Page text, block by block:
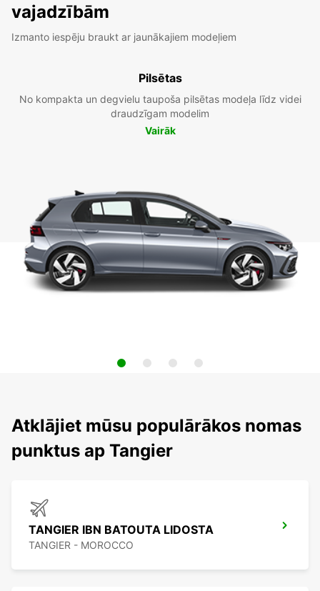
vajadzībām
Izmanto iespēju braukt ar jaunākajiem modeļiem
Pilsētas
No kompakta un degvielu taupoša pilsētas modeļa līdz videi
draudzīgam modelim
Vairāk
Atklājiet mūsu populārākos nomas
punktus ap Tangier
TANGIER IBN BATOUTA LIDOSTA
TANGIER - MOROCCO